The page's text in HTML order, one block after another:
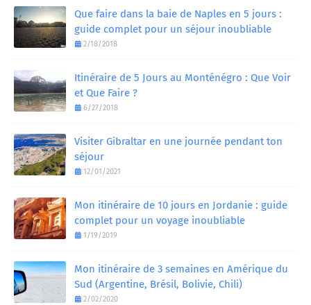
Que faire dans la baie de Naples en 5 jours :
guide complet pour un séjour inoubliable
2/18/2018
Itinéraire de 5 Jours au Monténégro : Que Voir
et Que Faire ?
6/27/2018
Visiter Gibraltar en une journée pendant ton
séjour
12/01/2021
Mon itinéraire de 10 jours en Jordanie : guide
complet pour un voyage inoubliable
1/19/2019
Mon itinéraire de 3 semaines en Amérique du
Sud (Argentine, Brésil, Bolivie, Chili)
2/02/2020